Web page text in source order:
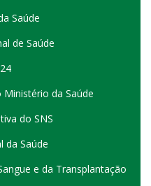
Saúde
de Saúde
da Saúde
do SNS
da Saúde
e da Transplantação